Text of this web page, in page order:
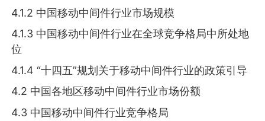
4.1.2 中国移动中间件行业市场规模
4.1.3 中国移动中间件行业在全球竞争格局中所处地
位
4.1.4 “十四五”规划关于移动中间件行业的政策引导
4.2 中国各地区移动中间件行业市场份额
4.3 中国移动中间件行业竞争格局